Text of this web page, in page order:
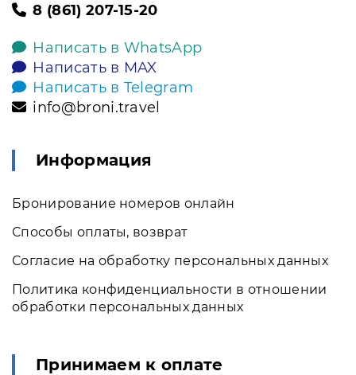
8 (861) 207-15-20
Написать в WhatsApp
Написать в MAX
Написать в Telegram
info@broni.travel
Информация
Бронирование номеров онлайн
Способы оплаты, возврат
Согласие на обработку персональных данных
Политика конфиденциальности в отношении
обработки персональных данных
Принимаем к оплате